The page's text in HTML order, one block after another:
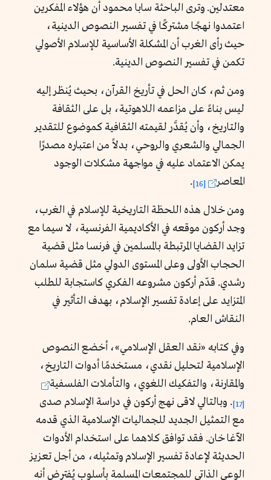
معتدلين. وترى الباحثة سابا محمود أن هؤلاء المفكرين
اعتمدوا نهجًا مشتركًا في تفسير النصوص الدينية،
حيث رأى الغرب أن المشكلة الأساسية للإسلام الأصولي
تكمن في تفسير النصوص الدينية.
ومن ثم، كان الحل في تأريخ القرآن، بحيث يُنظر إليه
ليس بناءً على مزاعمه اللاهوتية، بل على الثقافة
والتاريخ، وأن يُقدَّر لقيمته الثقافية كموضوع للتقدير
الجمالي والشعري والروحي، بدلاً من اعتباره مصدرًا
يمكن الاعتماد عليه في مواجهة مشكلات الوجود
المعاصر
.
ومن خلال هذه اللحظة التاريخية للإسلام في الغرب،
وجد أركون موقعه في الأكاديمية الفرنسية، لا سيما مع
تزايد القضايا المرتبطة بالمسلمين في فرنسا مثل قضية
الحجاب الأولى وعلى المستوى الدولي مثل قضية سلمان
رشدي. قدّم أركون مشروعه الفكري كاستجابة للطلب
المتزايد على إعادة تفسير الإسلام، بهدف التأثير في
النقاش العام.
وفي كتابه «نقد العقل الإسلامي»، أخضع النصوص
الإسلامية لتحليل نقدي، مستخدمًا أدوات التاريخ،
والمقارنة، والتفكيك اللغوي، والتأملات الفلسفية
[17]
. وبالتالي لاقى نهج أركون في دراسة الإسلام صدى
مع التمثيل الجديد للجماليات الإسلامية الذي قدمه
الآغا خان. فقد توافق كلاهما على استخدام الأدوات
الحديثة لإعادة تفسير الإسلام وتمثيله، من أجل تعزيز
الوعي الذاتي للمجتمعات المسلمة بأسلوب يُفترض أنه